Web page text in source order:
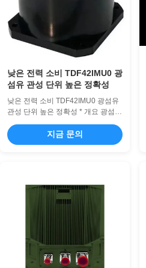
낮은 전력 소비 TDF42IMU0 광
섬유 관성 단위 높은 정확성
낮은 전력 소비 TDF42IMU0 광섬유
관성 단위 높은 정확성 * 개요 광섬유
관성 단위는 작은 크기, 가벼운 무게,
낮은 전력 소비 및 높은 정확성의 장
점을 가지고 있습니다. 그들은 순수
밀도의 관성 단위 장비를 위한 육상
및 항공 무기 플랫폼의 요구를 충족
언급 자이로스코프 성능 표시기 제로
편향 표시기 0편...
지금 문의